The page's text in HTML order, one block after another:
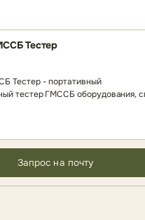
Тестер
Тестер - портативный
тестер ГМССБ оборудования,
Запрос на почту